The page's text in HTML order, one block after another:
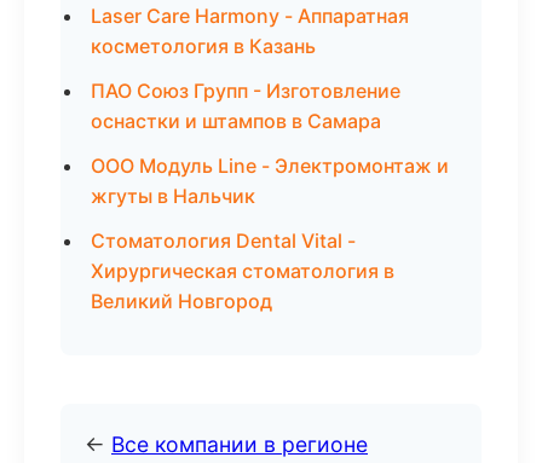
Laser Care Harmony - Аппаратная
косметология в Казань
ПАО Союз Групп - Изготовление
оснастки и штампов в Самара
ООО Модуль Line - Электромонтаж и
жгуты в Нальчик
Стоматология Dental Vital -
Хирургическая стоматология в
Великий Новгород
← Все компании в регионе